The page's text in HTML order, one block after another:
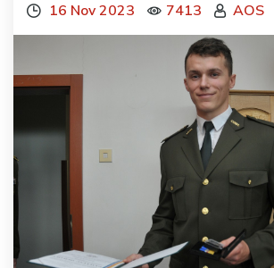
16 Nov 2023 7413 AOS